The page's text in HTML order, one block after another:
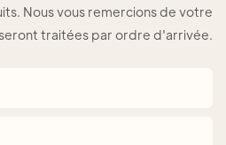
Nous vous remercions de votre
traitées par ordre d'arrivée.